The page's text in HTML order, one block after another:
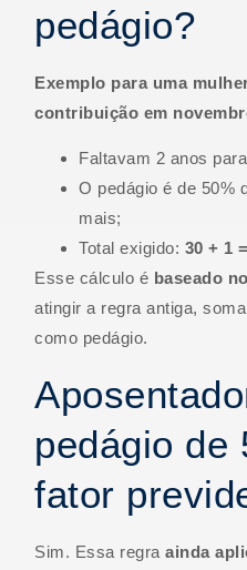
pedágio?
Exemplo para uma
contribuição em
Faltavam 2 anos
O pedágio é de 50%
mais;
Total exigido: 30 + 1
Esse cálculo é baseado
atingir a regra antiga,
como pedágio.
pedágio de
fator
Sim. Essa regraainda